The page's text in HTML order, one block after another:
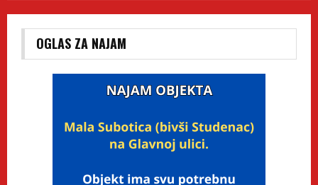
OGLAS ZA NAJAM